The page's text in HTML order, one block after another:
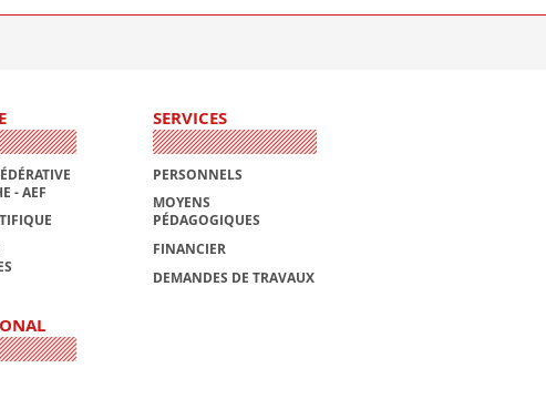
- AEF
SERVICES
PERSONNELS
MOYENS
PÉDAGOGIQUES
FINANCIER
DEMANDES DE TRAVAUX